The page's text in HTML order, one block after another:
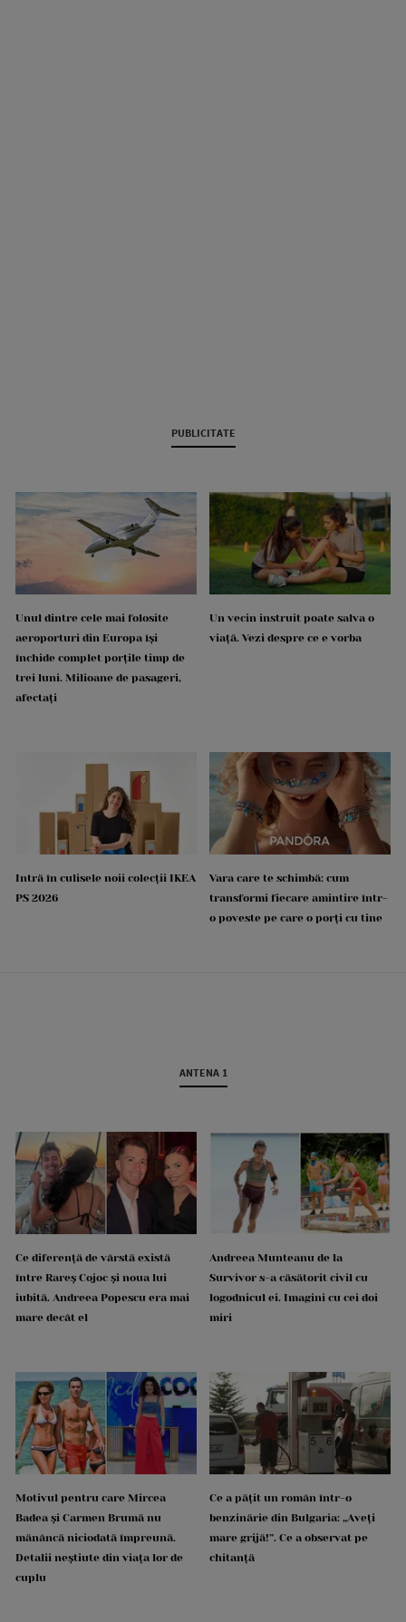
PUBLICITATE
Unul dintre cele mai folosite
aeroporturi din Europa își
închide complet porțile timp de
trei luni. Milioane de pasageri,
afectați
Un vecin instruit poate salva o
viață. Vezi despre ce e vorba
Intră în culisele noii colecții IKEA
PS 2026
Vara care te schimbă: cum
transformi fiecare amintire într-
o poveste pe care o porți cu tine
ANTENA 1
Ce diferență de vârstă există
între Rareș Cojoc și noua lui
iubită. Andreea Popescu era mai
mare decât el
Andreea Munteanu de la
Survivor s-a căsătorit civil cu
logodnicul ei. Imagini cu cei doi
miri
Motivul pentru care Mircea
Badea și Carmen Brumă nu
mănâncă niciodată împreună.
Detalii neștiute din viața lor de
cuplu
Ce a pățit un român într-o
benzinărie din Bulgaria: „Aveți
mare grijă!”. Ce a observat pe
chitanță